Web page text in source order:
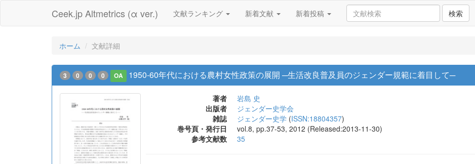
Ceek.jp Altmetrics (α ver.) 文献ランキング 新着文献 新着投稿 検索
ホーム 文献詳細
3 0 0 0 OA 1950-60年代における農村女性政策の展開 ─生活改良普及員のジェンダー規範に着目して─
著者
岩島 史
出版者
ジェンダー史学会
雑誌
ジェンダー史学 (ISSN:18804357)
巻号頁・発行日
vol.8, pp.37-53, 2012 (Released:2013-11-30)
参考文献数
35